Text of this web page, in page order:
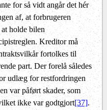
for så vidt angår det hér
af, at forbrugeren
holde bilen
Kreditor må
fortolkes til
part. Der forelå således
udlæg for restfordringen
var påført skader, som
ikke var godtgjort[37].